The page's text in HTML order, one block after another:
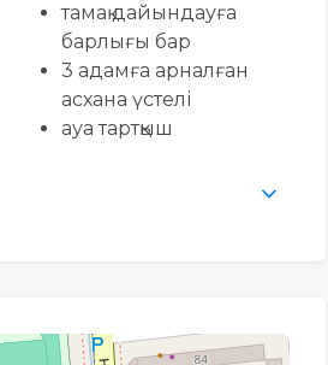
тамақ дайындауға
барлығы бар
3 адамға арналған
асхана үстелі
ауа тартқыш